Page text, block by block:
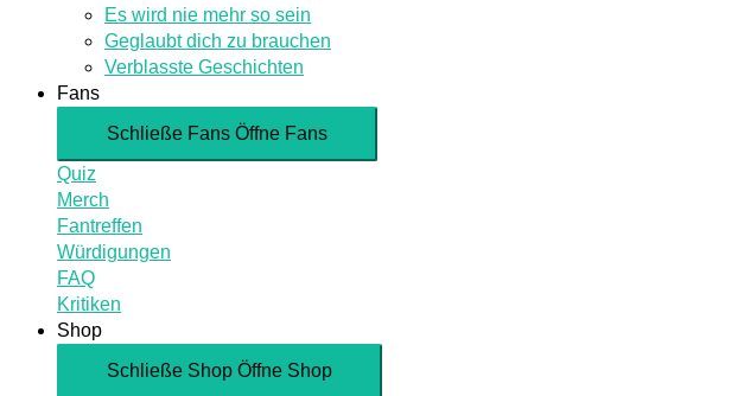
Es wird nie mehr so sein
Geglaubt dich zu brauchen
Verblasste Geschichten
Fans
Schließe Fans Öffne Fans
Quiz
Merch
Fantreffen
Würdigungen
FAQ
Kritiken
Shop
Schließe Shop Öffne Shop